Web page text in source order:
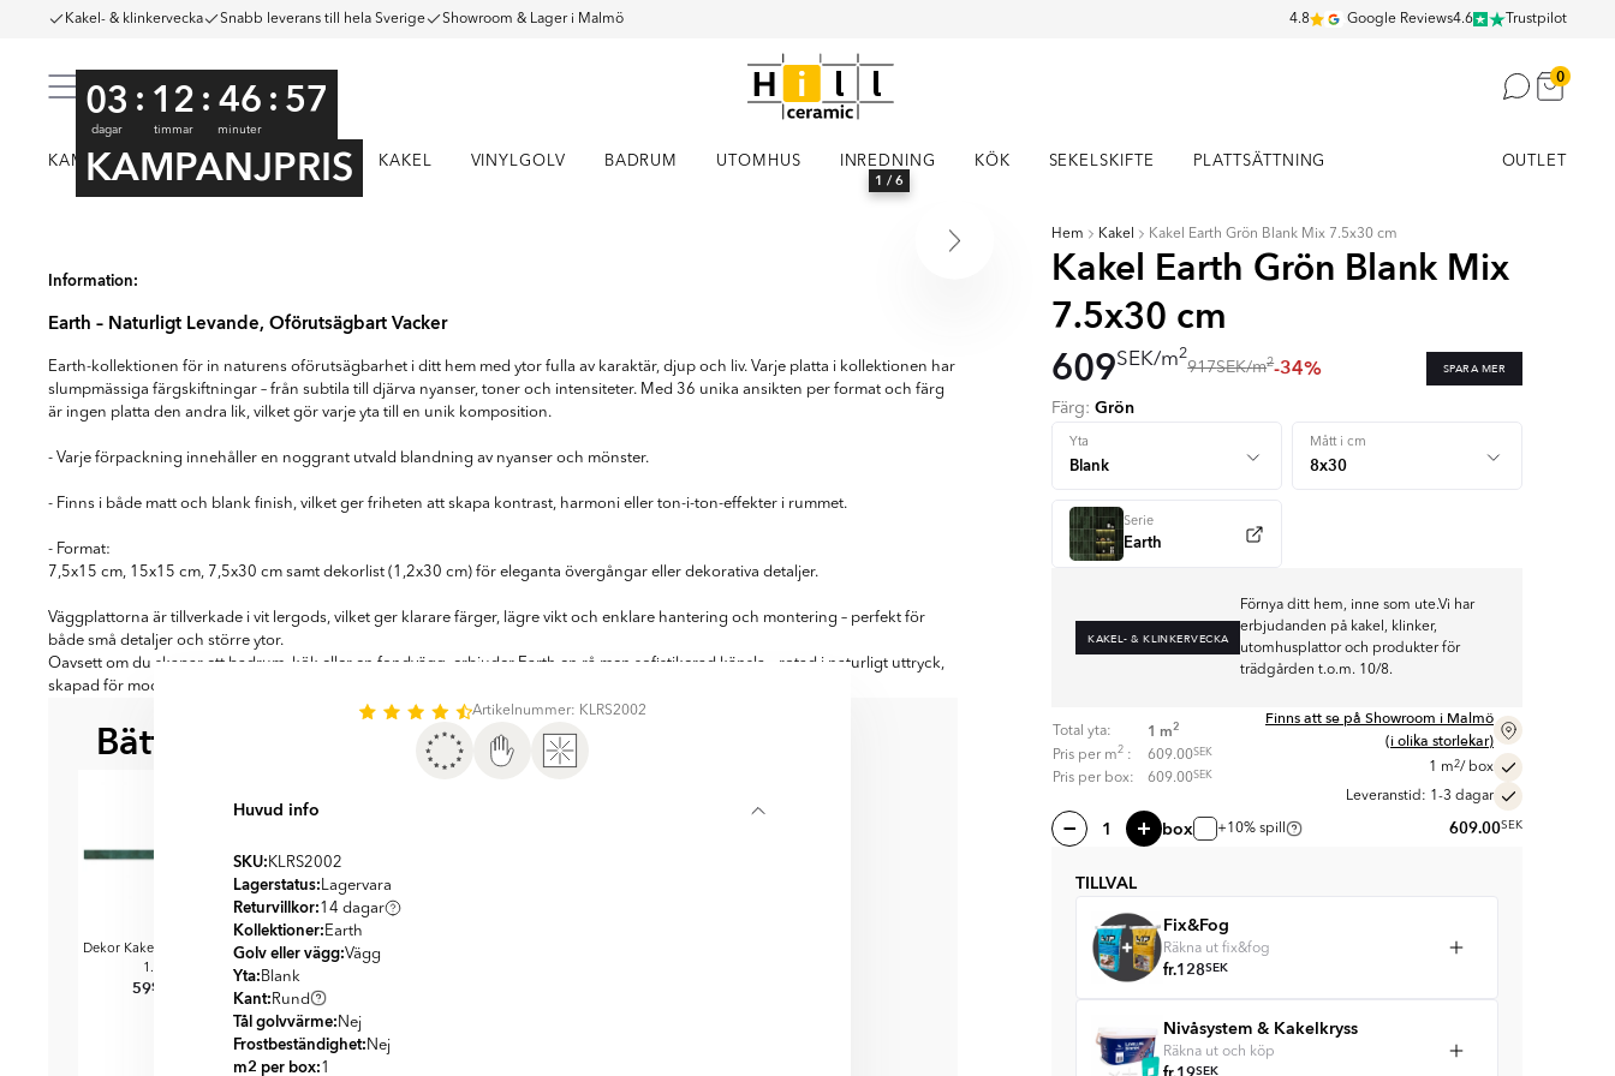
Kakel- & klinkervecka Snabb leverans till hela Sverige Showroom & Lager i Malmö 4.8 Google Reviews4.6 Trustpilot
0
KAMPANJ KLINKER KAKEL VINYLGOLV BADRUM UTOMHUS INREDNING KÖK SEKELSKIFTE PLATTSÄTTNING OUTLET
03
dagar
: 12
timmar
:46
minuter
:56
KAMPANJPRIS
6
1 / 6
Hem Kakel Kakel Earth Grön Blank Mix 7.5x30 cm
Kakel Earth Grön Blank Mix
7.5x30 cm
609SEK/m2
917SEK/m2-34% SPARA MER
Färg:Grön
Yta Mått i cm
Serie
Earth
KAKEL- & KLINKERVECKA
Förnya ditt hem, inne som ute.Vi har
erbjudanden på kakel, klinker,
utomhusplattor och produkter för
trädgården t.o.m. 10/8.
Total yta: 1 m2
Pris per m2 : 609.00SEK
Pris per box: 609.00SEK
Finns att se på Showroom i Malmö
(i olika storlekar)
1 m2/ box
Leveranstid: 1-3 dagar
box +10% spill 609.00SEK
TILLVAL
Fix&Fog
Räkna ut fix&fog
fr.128SEK
Nivåsystem & Kakelkryss
Räkna ut och köp
SEK
Information:
Earth – Naturligt Levande, Oförutsägbart Vacker
Earth-kollektionen för in naturens oförutsägbarhet i ditt hem med ytor fulla av karaktär, djup och liv. Varje platta i kollektionen har
slumpmässiga färgskiftningar – från subtila till djärva nyanser, toner och intensiteter. Med 36 unika ansikten per format och färg
är ingen platta den andra lik, vilket gör varje yta till en unik komposition.
- Varje förpackning innehåller en noggrant utvald blandning av nyanser och mönster.
- Finns i både matt och blank finish, vilket ger friheten att skapa kontrast, harmoni eller ton-i-ton-effekter i rummet.
- Format:
7,5x15 cm, 15x15 cm, 7,5x30 cm samt dekorlist (1,2x30 cm) för eleganta övergångar eller dekorativa detaljer.
Väggplattorna är tillverkade i vit lergods, vilket ger klarare färger, lägre vikt och enklare hantering och montering – perfekt för
både små detaljer och större ytor.
Oavsett om du skapar ett badrum, kök eller en fondvägg, erbjuder Earth en rå men sofistikerad känsla – rotad i naturligt uttryck,
skapad för moderna miljöer.
Bättre tillsammans BÄST ATT KOMBINERA MED
Dekor Kakel
Grön Blank
1.2x30 cm
59SEK
Artikelnummer: KLRS2002
Huvud info
SKU: KLRS2002
Lagerstatus: Lagervara
Returvillkor:14 dagar
Kollektioner: Earth
Golv eller vägg:Vägg
Yta: Blank
Kant: Rund
Tål golvvärme: Nej
Frostbeständighet: Nej
m2 per box:1